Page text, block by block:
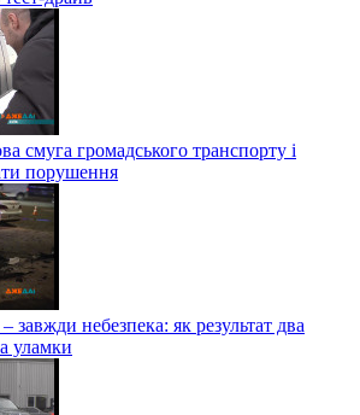
смуга громадського транспорту і
порушення
завжди небезпека: як результат два
уламки